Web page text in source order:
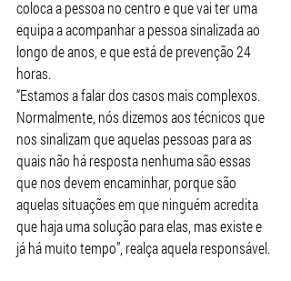
coloca a pessoa no centro e que vai ter uma
equipa a acompanhar a pessoa sinalizada ao
longo de anos, e que está de prevenção 24
horas.
“Estamos a falar dos casos mais complexos.
Normalmente, nós dizemos aos técnicos que
nos sinalizam que aquelas pessoas para as
quais não há resposta nenhuma são essas
que nos devem encaminhar, porque são
aquelas situações em que ninguém acredita
que haja uma solução para elas, mas existe e
já há muito tempo”, realça aquela responsável.